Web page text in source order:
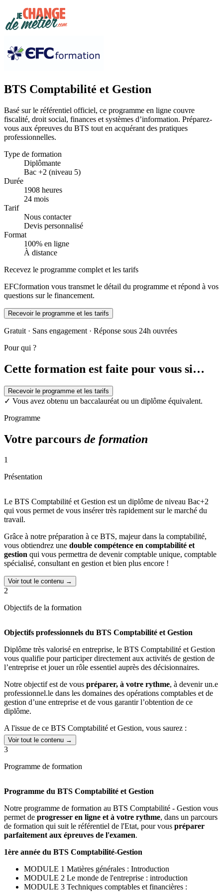
BTS Comptabilité et Gestion
Basé sur le référentiel officiel, ce programme en ligne couvre
fiscalité, droit social, finances et systèmes d’information. Préparez-
vous aux épreuves du BTS tout en acquérant des pratiques
professionnelles.
Type de formation
Diplômante
Bac +2 (niveau 5)
Durée
1908 heures
24 mois
Tarif
Nous contacter
Devis personnalisé
Format
100% en ligne
À distance
Recevez le programme complet et les tarifs
EFCformation vous transmet le détail du programme et répond à vos
questions sur le financement.
Recevoir le programme et les tarifs
Gratuit · Sans engagement · Réponse sous 24h ouvrées
Pour qui ?
Cette formation est faite pour vous si…
Recevoir le programme et les tarifs
✓ Vous avez obtenu un baccalauréat ou un diplôme équivalent.
Programme
Votre parcours de formation
1
Présentation
Le BTS Comptabilité et Gestion est un diplôme de niveau Bac+2
qui vous permet de vous insérer très rapidement sur le marché du
travail.
Grâce à notre préparation à ce BTS, majeur dans la comptabilité,
vous obtiendrez une double compétence en comptabilité et
gestion qui vous permettra de devenir comptable unique, comptable
spécialisé, consultant en gestion et bien plus encore !
Voir tout le contenu →
2
Objectifs de la formation
Objectifs professionnels du BTS Comptabilité et Gestion
Diplôme très valorisé en entreprise, le BTS Comptabilité et Gestion
vous qualifie pour participer directement aux activités de gestion de
l’entreprise et jouer un rôle essentiel auprès des décisionnaires.
Notre objectif est de vous préparer, à votre rythme, à devenir un.e
professionnel.le dans les domaines des opérations comptables et de
gestion d’une entreprise et de vous garantir l’obtention de ce
diplôme.
A l'issue de ce BTS Comptabilité et Gestion, vous saurez :
Établir, contrôler, enregistrer et archiver les documents
Participer à la gestion du personnel
Gérer les relations avec les organismes sociaux externes
rédaction des devis, factures, fiches de paie, etc
les contrôler
Participer à l’élaboration et à la communication des
informations financières et de gestion
vousoffrir les meilleures chances de passer avec succès votre
Voir tout le contenu →
3
Programme de formation
Programme du BTS Comptabilité et Gestion
Notre programme de formation au BTS Comptabilité - Gestion vous
permet de progresser en ligne et à votre rythme, dans un parcours
de formation qui suit le référentiel de l'Etat, pour vous préparer
parfaitement aux épreuves de l'examen.
1ère année du BTS Comptabilité-Gestion
MODULE 1 Matières générales : Introduction
MODULE 2 Le monde de l'entreprise : introduction
MODULE 3 Techniques comptables et financières :